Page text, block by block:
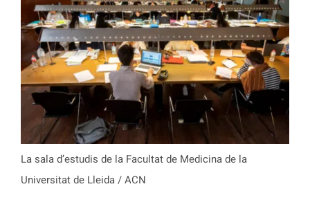
La sala d’estudis de la Facultat de Medicina de la
Universitat de Lleida / ACN